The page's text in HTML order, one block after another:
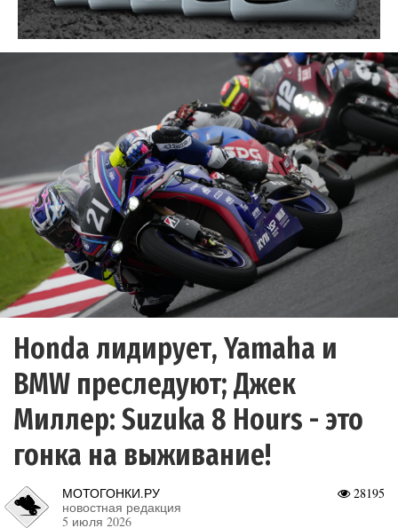
Honda лидирует, Yamaha и
BMW преследуют; Джек
Миллер: Suzuka 8 Hours - это
гонка на выживание!
28195
МОТОГОНКИ.РУ
новостная редакция
5 июля 2026